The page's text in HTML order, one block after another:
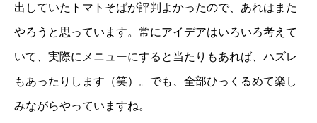
出していたトマトそばが評判よかったので、あれはまた
やろうと思っています。常にアイデアはいろいろ考えて
いて、実際にメニューにすると当たりもあれば、ハズレ
もあったりします（笑）。でも、全部ひっくるめて楽し
みながらやっていますね。